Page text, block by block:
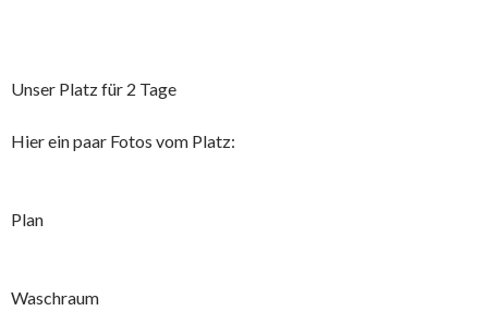
Unser Platz für 2 Tage
Hier ein paar Fotos vom Platz:
Plan
Waschraum